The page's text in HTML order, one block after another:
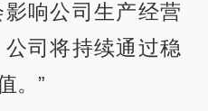
响公司生产经营
司将持续通过稳
。”